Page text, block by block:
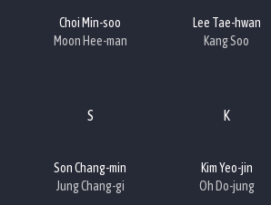
Choi Min-soo
Moon Hee-man
Lee Tae-hwan
Kang Soo
S
Son Chang-min
Jung Chang-gi
K
Kim Yeo-jin
Oh Do-jung